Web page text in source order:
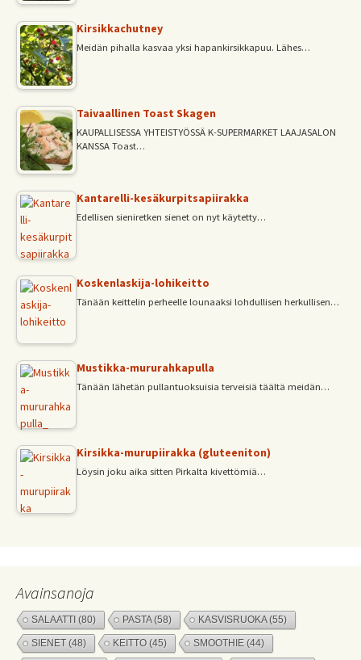
Kirsikkachutney
Meidän pihalla kasvaa yksi hapankirsikkapuu. Lähes…
Taivaallinen Toast Skagen
KAUPALLISESSA YHTEISTYÖSSÄ K-SUPERMARKET LAAJASALON
KANSSA Toast…
Kantarelli-kesäkurpitsapiirakka
Edellisen sieniretken sienet on nyt käytetty…
Koskenlaskija-lohikeitto
Tänään keittelin perheelle lounaaksi lohdullisen herkullisen…
Mustikka-mururahkapulla
Tänään lähetän pullantuoksuisia terveisiä täältä meidän…
Kirsikka-murupiirakka (gluteeniton)
Löysin joku aika sitten Pirkalta kivettömiä…
Avainsanoja
SALAATTI (80) PASTA(58) KASVISRUOKA(55)
SIENET (48) KEITTO (45) SMOOTHIE (44)